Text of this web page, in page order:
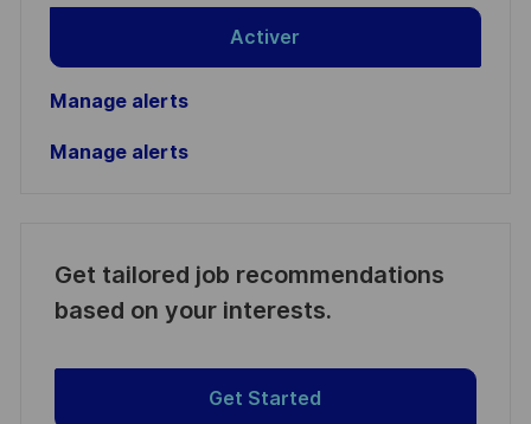
Activer
Manage alerts
Manage alerts
Get tailored job recommendations
based on your interests.
Get Started